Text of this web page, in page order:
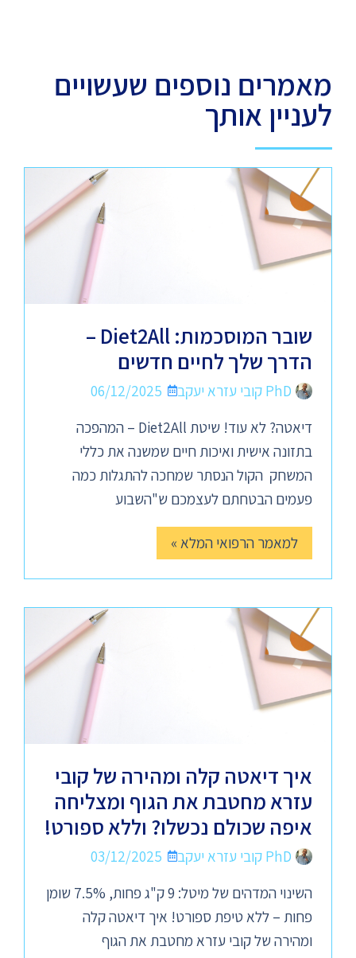
מאמרים נוספים שעשויים
לעניין אותך
שובר המוסכמות: Diet2All –
הדרך שלך לחיים חדשים
PhD קובי עזרא יעקב
06/12/2025
דיאטה? לא עוד! שיטת Diet2All – המהפכה
בתזונה אישית ואיכות חיים שמשנה את כללי
המשחק הקול הנסתר שמחכה להתגלות כמה
פעמים הבטחתם לעצמכם ש"השבוע
למאמר הרפואי המלא »
איך דיאטה קלה ומהירה של קובי
עזרא מחטבת את הגוף ומצליחה
איפה שכולם נכשלו? וללא ספורט!
PhD קובי עזרא יעקב
03/12/2025
השינוי המדהים של מיטל: 9 ק"ג פחות, 7.5% שומן
פחות – ללא טיפת ספורט! איך דיאטה קלה
ומהירה של קובי עזרא מחטבת את הגוף